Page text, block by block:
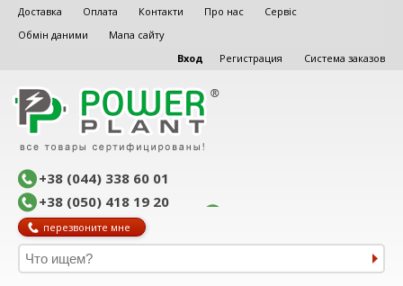
Доставка Оплата Контакти Про нас
Сервіс
Обмін даними
Мапа сайту
Вход
Регистрация Система заказов
+38 (044) 338 60 01
+38 (050) 418 19 20
перезвоните мне